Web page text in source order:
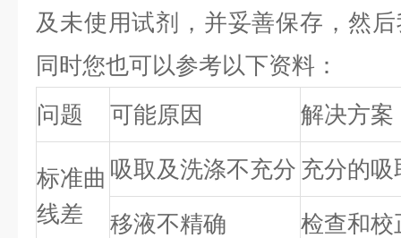
及未使用试剂，并妥善保存，然
同时您也可以参考以下资料：
问题
可能原因 解决方案
标准曲
线差
吸取及洗涤不充分 充分的
移液不精确 检查和校